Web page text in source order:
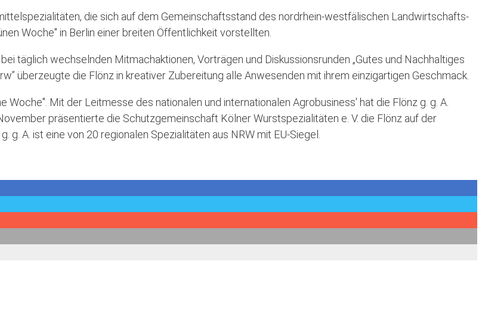
die sich auf dem Gemeinschaftsstand des nordrhein-westfälischen Landwirtschafts-
Woche" in Berlin einer breiten Öffentlichkeit vorstellten.
täglich wechselnden Mitmachaktionen, Vorträgen und Diskussionsrunden „Gutes und Nachhaltiges
überzeugte die Flönz in kreativer Zubereitung alle Anwesenden mit ihrem einzigartigen Geschmack.
Mit der Leitmesse des nationalen und internationalen Agrobusiness' hat die Flönz g. g. A.
präsentierte die Schutzgemeinschaft Kölner Wurstspezialitäten e. V. die Flönz auf der
g. A. ist eine von 20 regionalen Spezialitäten aus NRW mit EU-Siegel.